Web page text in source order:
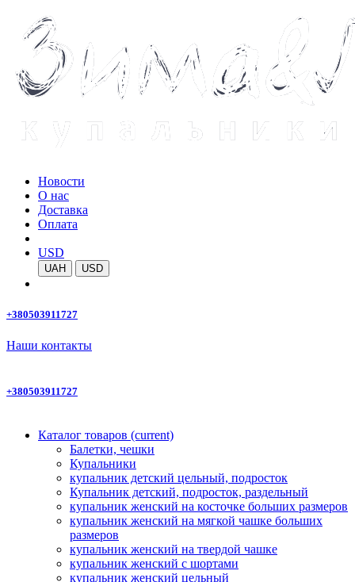
Новости
О нас
Доставка
Оплата
USD
UAH USD
+380503911727
Наши контакты
+380503911727
Каталог товаров (current)
Балетки, чешки
Купальники
купальник детский цельный, подросток
Купальник детский, подросток, раздельный
купальник женский на косточке больших размеров
купальник женский на мягкой чашке больших
размеров
купальник женский на твердой чашке
купальник женский с шортами
купальник женский цельный